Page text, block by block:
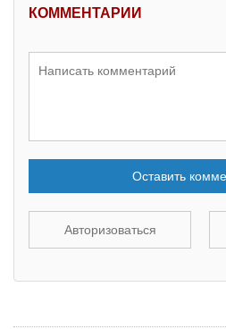
КОММЕНТАРИИ
Оставить
Авторизоваться